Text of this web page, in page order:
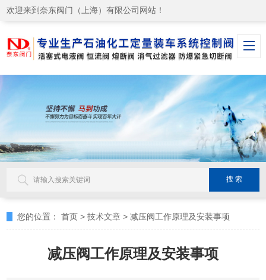
欢迎来到奈东阀门（上海）有限公司网站！
您的位置： 首页 >技术文章 >减压阀工作原理及安装事项
减压阀工作原理及安装事项